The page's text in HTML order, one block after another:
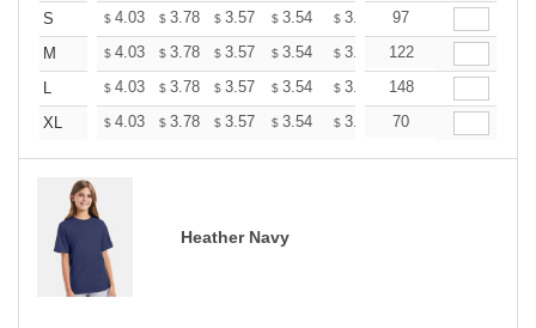
S
$ 4.03 $ 3.78 $ 3.57 $ 3.54 $ 3.48 $3.45
97
M
$ 4.03 $ 3.78 $ 3.57 $ 3.54 $ 3.48 $3.45
122
L
$ 4.03 $ 3.78 $ 3.57 $ 3.54 $ 3.48 $3.45
148
XL
$ 4.03 $ 3.78 $ 3.57 $ 3.54 $ 3.48 $3.45
70
Heather Navy